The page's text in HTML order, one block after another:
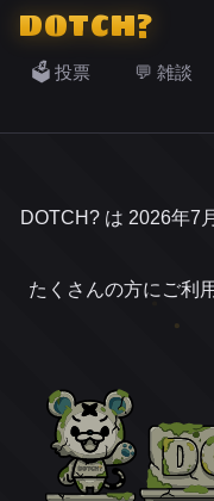
DOTCH?
🗳️ 投票 💬 雑談
DOTCH? は 2026年7
たくさんの方にご利